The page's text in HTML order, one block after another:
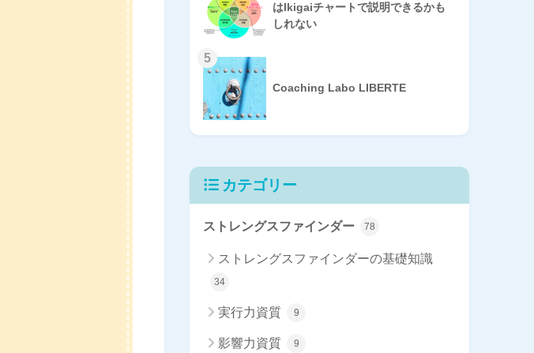
はIkigaiチャートで説明できるかも
しれない
5
Coaching Labo LIBERTE
カテゴリー
ストレングスファインダー 78
ストレングスファインダーの基礎知識
34
実行力資質 9
影響力資質 9